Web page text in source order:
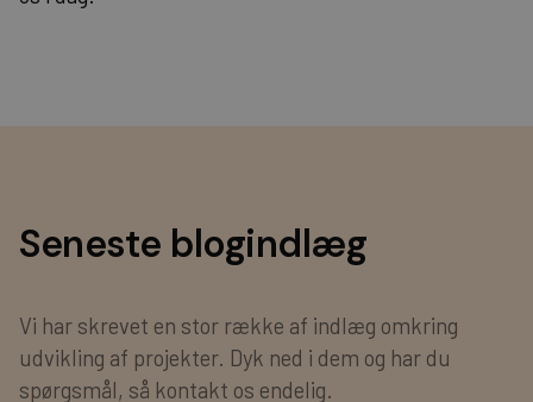
Seneste blogindlæg
Vi har skrevet en stor række af indlæg omkring
udvikling af projekter. Dyk ned i dem og har du
spørgsmål, så kontakt os endelig.